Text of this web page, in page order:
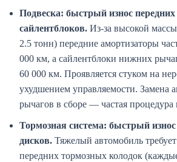
Подвеска: быстрый износ
сайлентблоков. Из-за высокой
2.5 тонн) передние амортизаторы
000 км, а сайлентблоки нижних
60 000 км. Проявляется стуком на
ухудшением управляемости. Замена
рычагов в сборе — частая процедура
Тормозная система: быстрый
дисков. Тяжелый автомобиль
передних тормозных колодок